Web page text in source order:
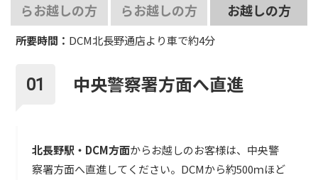
らお越しの方
らお越しの方
お越しの方
所要時間： DCM北長野通店より車で約4分
中央警察署方面へ直進
北長野駅・DCM方面からお越しのお客様は、中央警
察署方面へ直進してください。DCMから約500ｍほど